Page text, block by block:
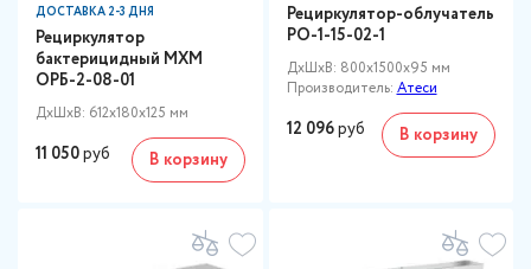
ДОСТАВКА 2-3 ДНЯ
Рециркулятор
бактерицидный МХМ
ОРБ-2-08-01
ДxШxВ: 612x180x125 мм
11 050руб В корзину
Рециркулятор-облучатель
РО-1-15-02-1
ДxШxВ: 800x1500x95 мм
Производитель:Атеси
12 096руб В корзину